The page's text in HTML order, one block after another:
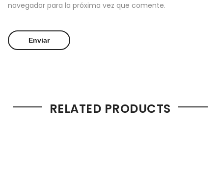
navegador para la próxima vez que comente.
RELATED PRODUCTS